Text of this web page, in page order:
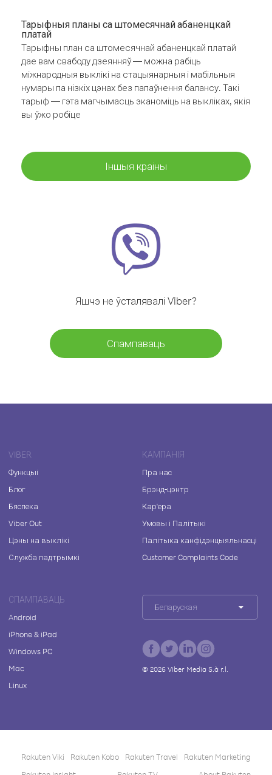
Тарыфныя планы са штомесячнай абаненцкай
платай
Тарыфны план са штомесячнай абаненцкай платай
дае вам свабоду дзеянняў — можна рабіць
міжнародныя выклікі на стацыянарныя і мабільныя
нумары па нізкіх цэнах без папаўнення балансу. Такі
тарыф — гэта магчымасць эканоміць на выкліках, якія
вы ўжо робіце
Іншыя краіны
Яшчэ не ўсталявалі Viber?
Спампаваць
VIBER
Функцыі
Блог
Бяспека
Viber Out
Цэны на выклікі
Служба падтрымкі
КАМПАНІЯ
Пра нас
Брэнд-цэнтр
Кар'ера
Умовы і Палітыкі
Палітыка канфідэнцыяльнасці
Customer Complaints Code
СПАМПАВАЦЬ
Android
iPhone & iPad
Windows PC
Mac
Linux
Беларуская
© 2026Viber Media S.à r.l.
Rakuten Viki Rakuten Kobo Rakuten Travel
Rakuten Marketing